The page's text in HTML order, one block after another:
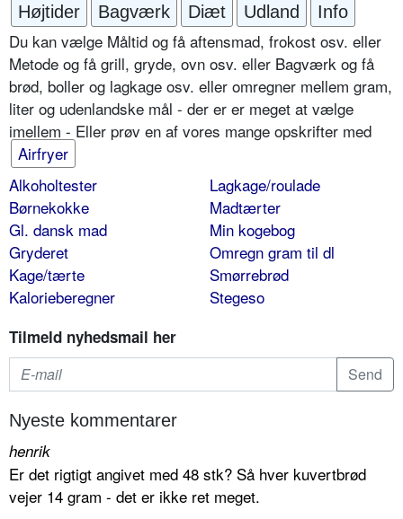
Højtider
Bagværk Diæt Udland Info
Du kan vælge Måltid og få aftensmad, frokost osv. eller
Metode og få grill, gryde, ovn osv. eller Bagværk og få
brød, boller og lagkage osv. eller omregner mellem gram,
liter og udenlandske mål - der er er meget at vælge
imellem - Eller prøv en af vores mange opskrifter med
Airfryer
Alkoholtester
Børnekokke
Gl. dansk mad
Gryderet
Kage/tærte
Kalorieberegner
Lagkage/roulade
Madtærter
Min kogebog
Omregn gram til dl
Smørrebrød
Stegeso
Tilmeld nyhedsmail her
Nyeste kommentarer
henrik
Er det rigtigt angivet med 48 stk? Så hver kuvertbrød
vejer 14 gram - det er ikke ret meget.